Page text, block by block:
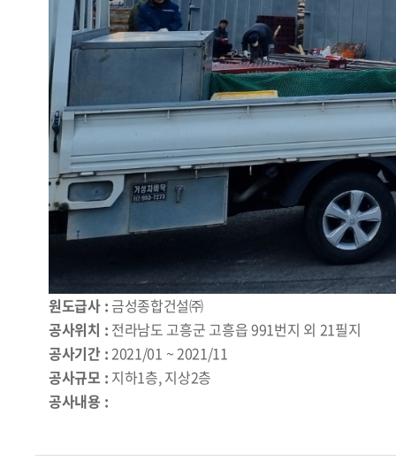
원도급사 :금성종합건설㈜
공사위치 : 전라남도 고흥군 고흥읍 991번지 외 21필지
공사기간 : 2021/01 ~ 2021/11
공사규모 : 지하1층, 지상2층
공사내용 :